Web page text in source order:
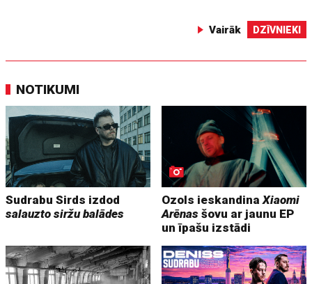
Vairāk DZĪVNIEKI
NOTIKUMI
Sudrabu Sirds izdod
salauzto siržu balādes
Ozols ieskandinaXiaomi
Arēnas šovu ar jaunu EP
un īpašu izstādi